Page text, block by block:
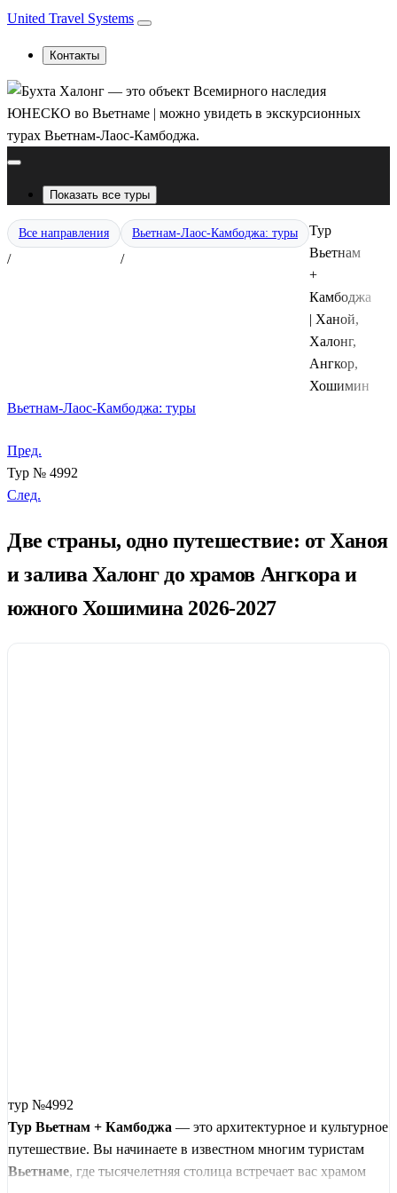
United Travel Systems
Контакты
Показать все туры
Все направления
/
Вьетнам-Лаос-Камбоджа: туры
/
Тур
Вьетнам
+
Камбоджа
| Ханой,
Халонг,
Ангкор,
Хошимин
Вьетнам-Лаос-Камбоджа: туры
Пред.
Тур № 4992
След.
Две страны, одно путешествие: от Ханоя
и залива Халонг до храмов Ангкора и
южного Хошимина 2026-2027
тур №4992
Тур Вьетнам + Камбоджа — это архитектурное и культурное
путешествие. Вы начинаете в известном многим туристам
Вьетнаме, где тысячелетняя столица встречает вас храмом